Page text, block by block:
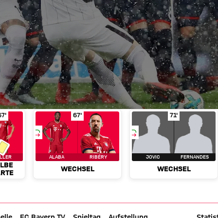
in Spielminute 55'
Gelbe Karte Müller in Spielminute 67'
Wechsel Alaba für Ribéry in Spielminute
ALABA RIBÉRY
WECHSEL
67' Wechsel
JOVIC FERNANDES
WECHSEL
71'